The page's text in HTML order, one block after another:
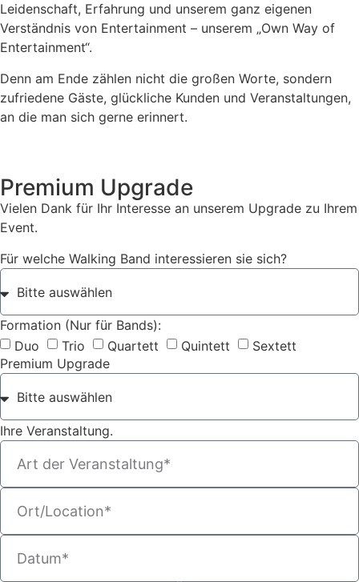
Leidenschaft, Erfahrung und unserem ganz eigenen
Verständnis von Entertainment – unserem „Own Way of
Entertainment“.
Denn am Ende zählen nicht die großen Worte, sondern
zufriedene Gäste, glückliche Kunden und Veranstaltungen,
an die man sich gerne erinnert.
Premium Upgrade
Vielen Dank für Ihr Interesse an unserem Upgrade zu Ihrem
Event.
Für welche Walking Band interessieren sie sich?
Formation (Nur für Bands):
Duo
Trio Quartett Quintett
Sextett
Premium Upgrade
Ihre Veranstaltung.